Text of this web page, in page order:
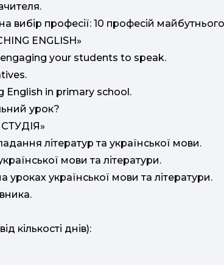
вибір професії: 10 професій
ENGLISH»
your students to speak.
English in primary school.
урок?
літератур та української мови.
мови та літератури.
уроках української мови та літератури.
кількості днів):